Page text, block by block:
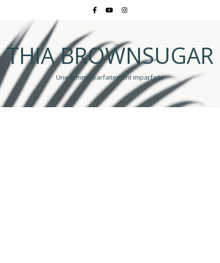
THIA BROWNSUGAR
Une femme parfaitement imparfaite